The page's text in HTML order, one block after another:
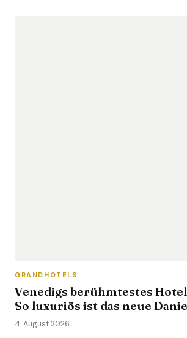
GRANDHOTELS
Venedigs berühmtestes
So luxuriös ist das neue
4. August 2026